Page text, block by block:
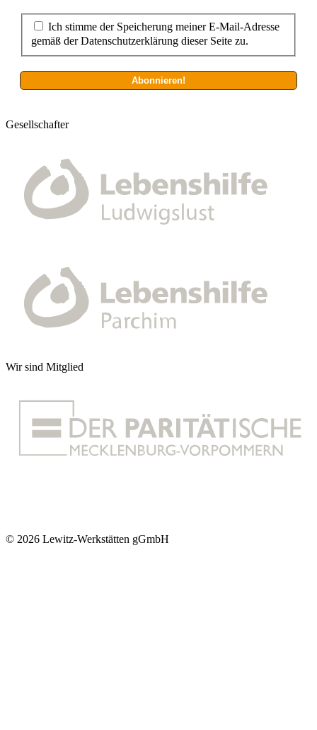
Ich stimme der Speicherung meiner E-Mail-Adresse
gemäß der Datenschutzerklärung dieser Seite zu.
Gesellschafter
Wir sind Mitglied
© 2026 Lewitz-Werkstätten gGmbH